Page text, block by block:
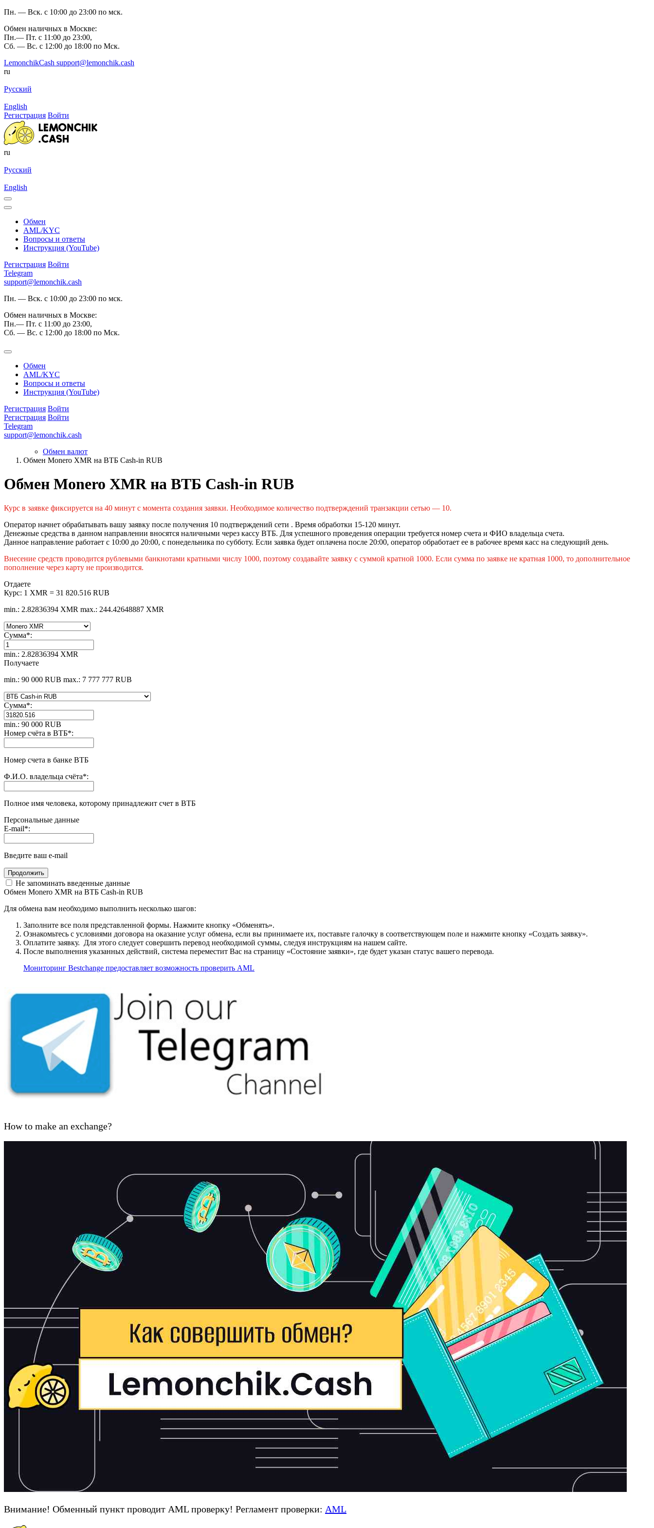
Пн. — Вск. с 10:00 до 23:00 по мск.
Обмен наличных в Москве:
Пн.— Пт. с 11:00 до 23:00,
Сб. — Вс. с 12:00 до 18:00 по Мск.
LemonchikCash support@lemonchik.cash
ru
Русский
English
Регистрация Войти
ru
Русский
English
Обмен
AML/KYC
Вопросы и ответы
Инструкция (YouTube)
Регистрация Войти
Telegram
support@lemonchik.cash
Пн. — Вск. с 10:00 до 23:00 по мск.
Обмен наличных в Москве:
Пн.— Пт. с 11:00 до 23:00,
Сб. — Вс. с 12:00 до 18:00 по Мск.
Обмен
AML/KYC
Вопросы и ответы
Инструкция (YouTube)
Регистрация Войти
Регистрация Войти
Telegram
support@lemonchik.cash
Обмен валют
Обмен Monero XMR на ВТБ Cash-in RUB
Обмен Monero XMR на ВТБ Cash-in RUB
Курс в заявке фиксируется на 40 минут с момента создания заявки. Необходимое количество подтверждений транзакции сетью — 10.
Оператор начнет обрабатывать вашу заявку после получения 10 подтверждений сети . Время обработки 15-120 минут.
Денежные средства в данном направлении вносятся наличными через кассу ВТБ. Для успешного проведения операции требуется номер счета и ФИО владельца счета.
Данное направление работает с 10:00 до 20:00, с понедельника по субботу. Если заявка будет оплачена после 20:00, оператор обработает ее в рабочее время касс на следующий день.
Внесение средств проводится рублевыми банкнотами кратными числу 1000, поэтому создавайте заявку с суммой кратной 1000. Если сумма по заявке не кратная 1000, то дополнительное
пополнение через карту не производится.
Отдаете
Курс: 1 XMR = 31 820.516 RUB
min.: 2.82836394 XMR max.: 244.42648887 XMR
Сумма*:
min.: 2.82836394 XMR
Получаете
min.: 90 000 RUB max.: 7 777 777 RUB
Сумма*:
min.: 90 000 RUB
Номер счёта в ВТБ*:
Номер счета в банке ВТБ
Ф.И.О. владельца счёта*:
Полное имя человека, которому принадлежит счет в ВТБ
Персональные данные
E-mail*:
Введите ваш e-mail
Не запоминать введенные данные
Обмен Monero XMR на ВТБ Cash-in RUB
Для обмена вам необходимо выполнить несколько шагов:
Заполните все поля представленной формы. Нажмите кнопку «Обменять».
Ознакомьтесь с условиями договора на оказание услуг обмена, если вы принимаете их, поставьте галочку в соответствующем поле и нажмите кнопку «Создать заявку».
Оплатите заявку. Для этого следует совершить перевод необходимой суммы, следуя инструкциям на нашем сайте.
После выполнения указанных действий, система переместит Вас на страницу «Состояние заявки», где будет указан статус вашего перевода.
Мониторинг Bestchange предоставляет возможность проверить AML
How to make an exchange?
Внимание! Обменный пункт проводит AML проверку! Регламент проверки: AML